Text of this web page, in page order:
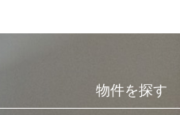
物件を探す